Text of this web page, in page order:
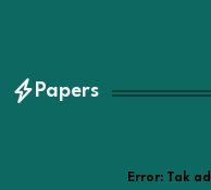
Papers
Error:Tak